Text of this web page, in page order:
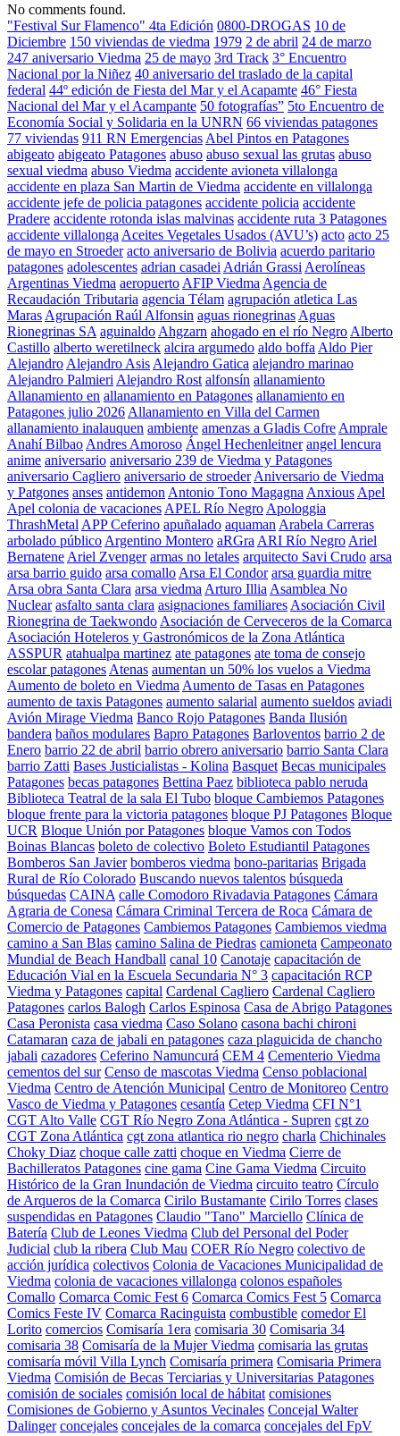
No comments found.
"Festival Sur Flamenco" 4ta Edición 0800-DROGAS 10 de
Diciembre 150 viviendas de viedma 1979 2 de abril 24 de marzo
247 aniversario Viedma 25 de mayo 3rd Track 3° Encuentro
Nacional por la Niñez 40 aniversario del traslado de la capital
federal 44º edición de Fiesta del Mar y el Acapamte 46° Fiesta
Nacional del Mar y el Acampante 50 fotografías” 5to Encuentro de
Economía Social y Solidaria en la UNRN 66 viviendas patagones
77 viviendas 911 RN Emergencias Abel Pintos en Patagones
abigeato abigeato Patagones abuso abuso sexual las grutas abuso
sexual viedma abuso Viedma accidente avioneta villalonga
accidente en plaza San Martin de Viedma accidente en villalonga
accidente jefe de policia patagones accidente policia accidente
Pradere accidente rotonda islas malvinas accidente ruta 3 Patagones
accidente villalonga Aceites Vegetales Usados (AVU’s) acto acto 25
de mayo en Stroeder acto aniversario de Bolivia acuerdo paritario
patagones adolescentes adrian casadei Adrián Grassi Aerolíneas
Argentinas Viedma aeropuerto AFIP Viedma Agencia de
Recaudación Tributaria agencia Télam agrupación atletica Las
Maras Agrupación Raúl Alfonsin aguas rionegrinas Aguas
Rionegrinas SA aguinaldo Ahgzarn ahogado en el río Negro Alberto
Castillo alberto weretilneck alcira argumedo aldo boffa Aldo Pier
Alejandro Alejandro Asis Alejandro Gatica alejandro marinao
Alejandro Palmieri Alejandro Rost alfonsín allanamiento
Allanamiento en allanamiento en Patagones allanamiento en
Patagones julio 2026 Allanamiento en Villa del Carmen
allanamiento inalauquen ambiente amenzas a Gladis Cofre Amprale
Anahí Bilbao Andres Amoroso Ángel Hechenleitner angel lencura
anime aniversario aniversario 239 de Viedma y Patagones
aniversario Cagliero aniversario de stroeder Aniversario de Viedma
y Patgones anses antidemon Antonio Tono Magagna Anxious Apel
Apel colonia de vacaciones APEL Río Negro Apologgia
ThrashMetal APP Ceferino apuñalado aquaman Arabela Carreras
arbolado público Argentino Montero aRGra ARI Río Negro Ariel
Bernatene Ariel Zvenger armas no letales arquitecto Savi Crudo arsa
arsa barrio guido arsa comallo Arsa El Condor arsa guardia mitre
Arsa obra Santa Clara arsa viedma Arturo Illia Asamblea No
Nuclear asfalto santa clara asignaciones familiares Asociación Civil
Rionegrina de Taekwondo Asociación de Cerveceros de la Comarca
Asociación Hoteleros y Gastronómicos de la Zona Atlántica
ASSPUR atahualpa martinez ate patagones ate toma de consejo
escolar patagones Atenas aumentan un 50% los vuelos a Viedma
Aumento de boleto en Viedma Aumento de Tasas en Patagones
aumento de taxis Patagones aumento salarial aumento sueldos aviadi
Avión Mirage Viedma Banco Rojo Patagones Banda Ilusión
bandera baños modulares Bapro Patagones Barloventos barrio 2 de
Enero barrio 22 de abril barrio obrero aniversario barrio Santa Clara
barrio Zatti Bases Justicialistas - Kolina Basquet Becas municipales
Patagones becas patagones Bettina Paez biblioteca pablo neruda
Biblioteca Teatral de la sala El Tubo bloque Cambiemos Patagones
bloque frente para la victoria patagones bloque PJ Patagones Bloque
UCR Bloque Unión por Patagones bloque Vamos con Todos
Boinas Blancas boleto de colectivo Boleto Estudiantil Patagones
Bomberos San Javier bomberos viedma bono-paritarias Brigada
Rural de Río Colorado Buscando nuevos talentos búsqueda
búsquedas CAINA calle Comodoro Rivadavia Patagones Cámara
Agraria de Conesa Cámara Criminal Tercera de Roca Cámara de
Comercio de Patagones Cambiemos Patagones Cambiemos viedma
camino a San Blas camino Salina de Piedras camioneta Campeonato
Mundial de Beach Handball canal 10 Canotaje capacitación de
Educación Vial en la Escuela Secundaria N° 3 capacitación RCP
Viedma y Patagones capital Cardenal Cagliero Cardenal Cagliero
Patagones carlos Balogh Carlos Espinosa Casa de Abrigo Patagones
Casa Peronista casa viedma Caso Solano casona bachi chironi
Catamaran caza de jabali en patagones caza plaguicida de chancho
jabali cazadores Ceferino Namuncurá CEM 4 Cementerio Viedma
cementos del sur Censo de mascotas Viedma Censo poblacional
Viedma Centro de Atención Municipal Centro de Monitoreo Centro
Vasco de Viedma y Patagones cesantía Cetep Viedma CFI N°1
CGT Alto Valle CGT Río Negro Zona Atlántica - Supren cgt zo
CGT Zona Atlántica cgt zona atlantica rio negro charla Chichinales
Choky Diaz choque calle zatti choque en Viedma Cierre de
Bachilleratos Patagones cine gama Cine Gama Viedma Circuito
Histórico de la Gran Inundación de Viedma circuito teatro Círculo
de Arqueros de la Comarca Cirilo Bustamante Cirilo Torres clases
suspendidas en Patagones Claudio "Tano" Marciello Clínica de
Batería Club de Leones Viedma Club del Personal del Poder
Judicial club la ribera Club Mau COER Río Negro colectivo de
acción jurídica colectivos Colonia de Vacaciones Municipalidad de
Viedma colonia de vacaciones villalonga colonos españoles
Comallo Comarca Comic Fest 6 Comarca Comics Fest 5 Comarca
Comics Feste IV Comarca Racinguista combustible comedor El
Lorito comercios Comisaría 1era comisaria 30 Comisaria 34
comisaria 38 Comisaría de la Mujer Viedma comisaria las grutas
comisaría móvil Villa Lynch Comisaría primera Comisaria Primera
Viedma Comisión de Becas Terciarias y Universitarias Patagones
comisión de sociales comisión local de hábitat comisiones
Comisiones de Gobierno y Asuntos Vecinales Concejal Walter
Dalinger concejales concejales de la comarca concejales del FpV